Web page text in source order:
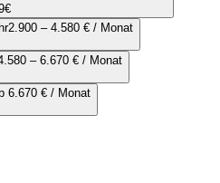
€
2.900 – 4.580 € / Monat
– 6.670 € / Monat
6.670 € / Monat